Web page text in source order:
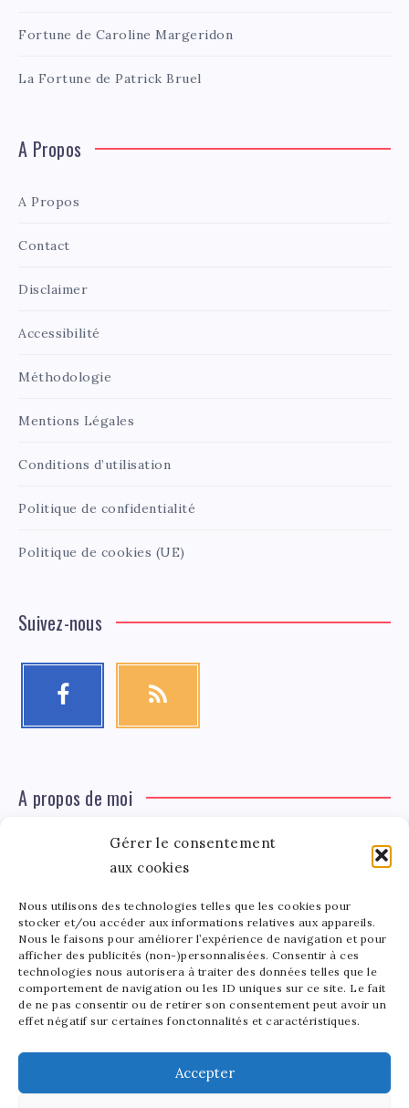
Gérer le consentement
aux cookies
Nous utilisons des technologies telles que les cookies pour
stocker et/ou accéder aux informations relatives aux appareils.
Nous le faisons pour améliorer l’expérience de navigation et pour
afficher des publicités (non-)personnalisées. Consentir à ces
technologies nous autorisera à traiter des données telles que le
comportement de navigation ou les ID uniques sur ce site. Le fait
de ne pas consentir ou de retirer son consentement peut avoir un
effet négatif sur certaines fonctonnalités et caractéristiques.
Accepter
Fortune de Caroline Margeridon
La Fortune de Patrick Bruel
A Propos
A Propos
Contact
Disclaimer
Accessibilité
Méthodologie
Mentions Légales
Conditions d’utilisation
Politique de confidentialité
Politique de cookies (UE)
Suivez-nous
A propos de moi
Tinger
Léa Tinger
Fondatrice
Fondatrice de FortunedeStar.com, je fusionne ma
passion pour les cultures et l'économie des célébrités.
Entre la gestion de mon site et la poterie, je trouve le
bonheur dans l'équilibre de mes activités. Mère d'un
bout de chou de 5 ans, je partage avec lui l'amour de
l'art sous toutes ses formes.